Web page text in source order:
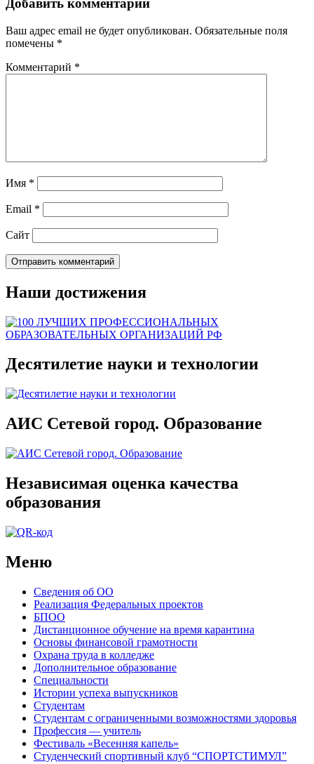
Добавить комментарий
Ваш адрес email не будет опубликован. Обязательные поля
помечены *
Комментарий *
Имя *
Email *
Сайт
Наши достижения
Десятилетие науки и технологии
АИС Сетевой город. Образование
Независимая оценка качества
образования
Меню
Сведения об ОО
Реализация Федеральных проектов
БПОО
Дистанционное обучение на время карантина
Основы финансовой грамотности
Охрана труда в колледже
Дополнительное образование
Специальности
Истории успеха выпускников
Студентам
Студентам с ограниченными возможностями здоровья
Профессия — учитель
Фестиваль «Весенняя капель»
Студенческий спортивный клуб “СПОРТСТИМУЛ”